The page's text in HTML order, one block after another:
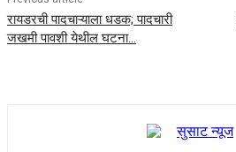
रायडरची पादचाऱ्याला धडक; पादचारी
जखमी पावशी येथील घटना…